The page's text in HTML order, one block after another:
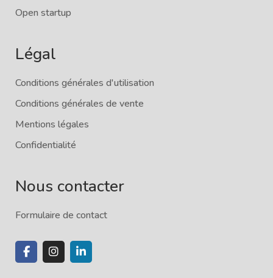
Open startup
Légal
Conditions générales d'utilisation
Conditions générales de vente
Mentions légales
Confidentialité
Nous contacter
Formulaire de contact